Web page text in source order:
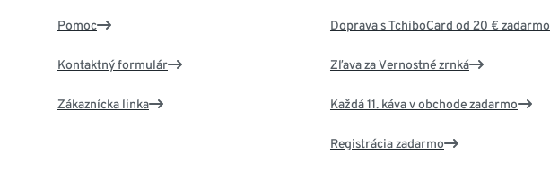
Pomoc
Kontaktný formulár
Zákaznícka linka
Doprava s TchiboCard od 20 € zadarmo
Zľava za Vernostné zrnká
Každá 11. káva v obchode zadarmo
Registrácia zadarmo